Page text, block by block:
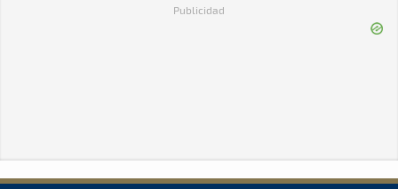
Publicidad